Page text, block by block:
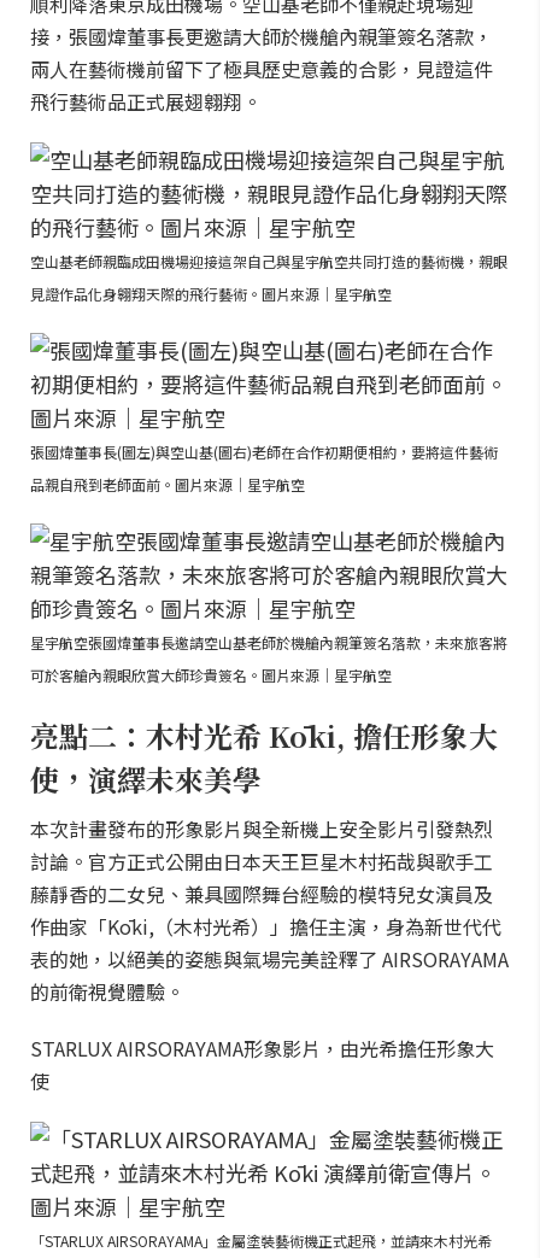
接，張國煒董事長更邀請大師於機艙內親筆簽名落款，
兩人在藝術機前留下了極具歷史意義的合影，見證這件
飛行藝術品正式展翅翱翔。
空山基老師親臨成田機場迎接這架自己與星宇航空共同打造的藝術機，親眼
見證作品化身翱翔天際的飛行藝術。圖片來源｜星宇航空
張國煒董事長(圖左)與空山基(圖右)老師在合作初期便相約，要將這件藝術
品親自飛到老師面前。圖片來源｜星宇航空
星宇航空張國煒董事長邀請空山基老師於機艙內親筆簽名落款，未來旅客將
可於客艙內親眼欣賞大師珍貴簽名。圖片來源｜星宇航空
亮點二：木村光希 Kōki, 擔任形象大
使，演繹未來美學
本次計畫發布的形象影片與全新機上安全影片引發熱烈
討論。官方正式公開由日本天王巨星木村拓哉與歌手工
藤靜香的二女兒、兼具國際舞台經驗的模特兒女演員及
作曲家「Kōki,（木村光希）」擔任主演，身為新世代代
表的她，以絕美的姿態與氣場完美詮釋了 AIRSORAYAMA
的前衛視覺體驗。
STARLUX AIRSORAYAMA形象影片，由光希擔任形象大
使
「STARLUX AIRSORAYAMA」金屬塗裝藝術機正式起飛，並請來木村光希